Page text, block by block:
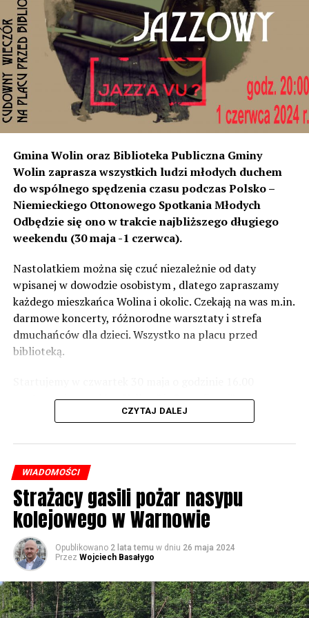
miejscowości od strony Świnoujścia, czyli tam
rozumiemy, że natężenie dźwięku wystarczyło do ich
instalacji, to na tym odcinku generują dokładnie ten sam
poziom dźwięku co tam. Sprawdzałyśmy, że odległość
naszych nieruchomości od drogi jest taka sama, a nawet
w stosunku do niektórych mniejsza niż tych, które są na
początku miejscowości chronione ekranami – mówi
Jolanta Podhajska.
Przedstawiciel GDDKiA mówi, że po roku od oddania
inwestycji będzie przeprowadzona ponowna analiza
hałasu, jeśli decybeli będzie więcej niż sądzono –
wówczas ekrany zostaną zamontowane.
– Jeżeli wyjdzie na to, że są przekroczone normy, to
zabezpieczeń. Dopóki nie będzie tych przekroczonych
norm dopuszczalnego hałasu, no to nie możemy nic
zrobić. Tam są odpowiednie normy – 61 i 56 decybeli –
zaznacza.
Foto: Wojciech Basałygo
Gmina Wolin oraz Biblioteka Publiczna Gminy
Wolin zaprasza wszystkich ludzi młodych duchem
do wspólnego spędzenia czasu podczas Polsko –
Niemieckiego Ottonowego Spotkania Młodych
Odbędzie się ono w trakcie najbliższego długiego
weekendu (30 maja -1 czerwca).
Nastolatkiem można się czuć niezależnie od daty
wpisanej w dowodzie osobistym , dlatego zapraszamy
każdego mieszkańca Wolina i okolic. Czekają na was m.in.
darmowe koncerty, różnorodne warsztaty i strefa
dmuchańców dla dzieci. Wszystko na placu przed
biblioteką.
występami zespołów „Yellow” i „Specyficzni”.
CZYTAJ DALEJ
WIADOMOŚCI
Strażacy gasili pożar nasypu
kolejowego w Warnowie
Opublikowano 2 lata temu w dniu 26 maja 2024
Przez Wojciech Basałygo